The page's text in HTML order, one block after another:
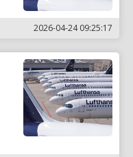
2026-04-24 09:25:17